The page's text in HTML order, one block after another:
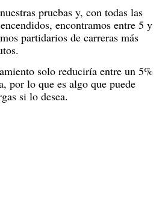
pruebas y, con todas las
encontramos entre 5 y
partidarios de carreras más
solo reduciría entre un 5%
por lo que es algo que puede
si lo desea.